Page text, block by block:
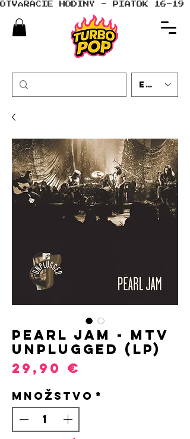
OTVÁRACIE HODINY - PIATOK 16-19
EUR (€)
Pearl Jam - MTV
Unplugged (LP)
29,90 €
Množstvo *